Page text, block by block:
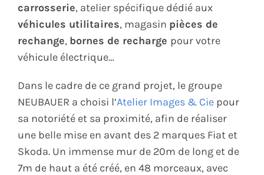
carrosserie, atelier spécifique dédié aux
véhicules utilitaires, magasin pièces de
rechange, bornes de recharge pour votre
véhicule électrique…
Dans le cadre de ce grand projet, le groupe
NEUBAUER a choisi l’Atelier Images & Cie pour
sa notoriété et sa proximité, afin de réaliser
une belle mise en avant des 2 marques Fiat et
Skoda. Un immense mur de 20m de long et de
7m de haut a été créé, en 48 morceaux, avec